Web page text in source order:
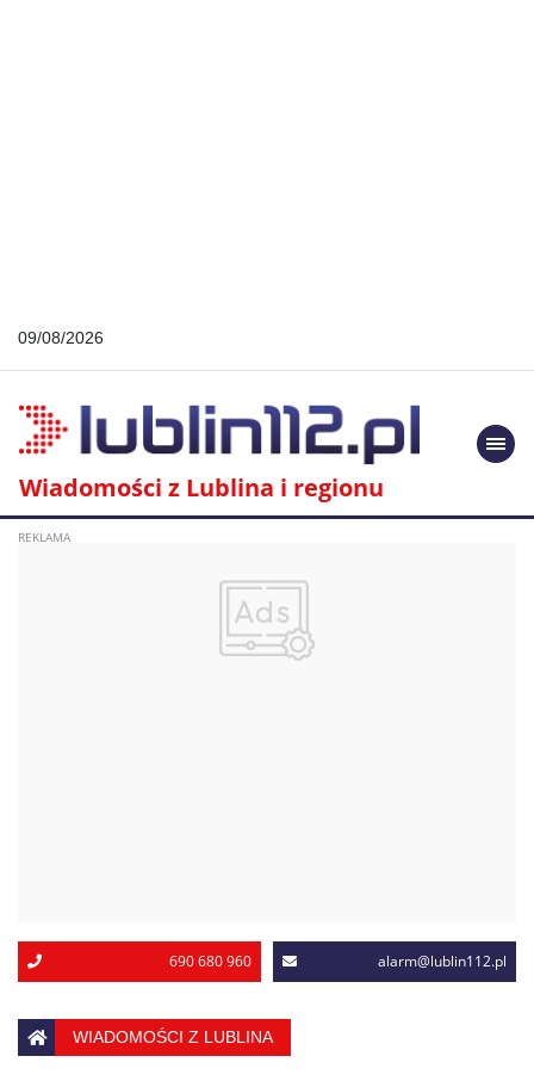
09/08/2026
Wiadomości z Lublina i regionu
690 680 960 alarm@lublin112.pl
WIADOMOŚCI Z LUBLINA